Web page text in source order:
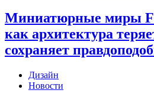
Миниатюрные миры
как архитектура
сохраняет
Дизайн
Новости